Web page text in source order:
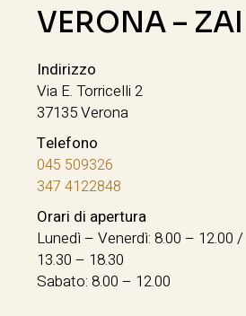
VERONA – ZAI
Indirizzo
Via E. Torricelli 2
37135 Verona
Telefono
045 509326
347 4122848
Orari di apertura
Lunedì – Venerdì: 8.00 – 12.00 /
13.30 – 18.30
Sabato: 8.00 – 12.00